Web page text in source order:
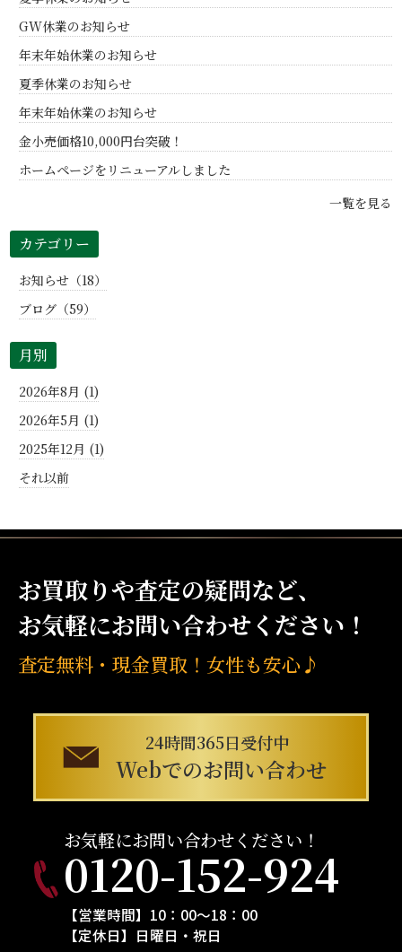
GW休業のお知らせ
年末年始休業のお知らせ
夏季休業のお知らせ
年末年始休業のお知らせ
金小売価格10,000円台突破！
ホームページをリニューアルしました
一覧を見る
カテゴリー
お知らせ（18）
ブログ（59）
月別
2026年8月 (1)
2026年5月 (1)
2025年12月 (1)
それ以前
お買取りや査定の疑問など、
お気軽にお問い合わせください！
査定無料・現金買取 ！女性も安心♪
24時間365日受付中
Webでのお問い合わせ
お気軽にお問い合わせください！
0120-152-924
【営業時間】10：00～18：00
【定休日】日曜日・祝日